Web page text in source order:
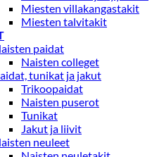
Miesten villakangastakit
Miesten talvitakit
paidat
Naisten colleget
tunikat ja jakut
Trikoopaidat
Naisten puserot
Tunikat
Jakut ja liivit
neuleet